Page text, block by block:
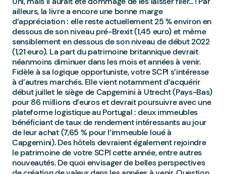
ailleurs, la livre a encore une bonne marge
d’appréciation : elle reste actuellement 25 % environ en
dessous de son niveau pré-Brexit (1,45 euro) et même
sensiblement en dessous de son niveau de début 2022
(1,21 euro). La part du patrimoine britannique devrait
néanmoins diminuer dans les mois et années à venir.
Fidèle à sa logique opportuniste, votre SCPI s’intéresse
à d’autres marchés. Elle vient notamment d’acquérir
début juillet le siège de Capgemini à Utrecht (Pays-Bas)
pour 86 millions d’euros et devrait poursuivre avec une
plateforme logistique au Portugal : deux immeubles
bénéficiant de taux de rendement intéressants au jour
de leur achat (7,65 % pour l’immeuble loué à
Capgemini). Des hôtels devraient également rejoindre
le patrimoine de votre SCPI cette année, entre autres
nouveautés. De quoi envisager de belles perspectives